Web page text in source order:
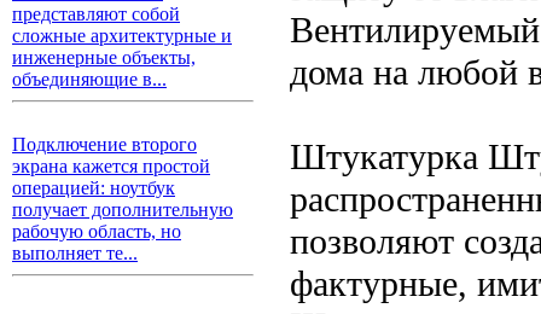
представляют собой
сложные архитектурные и
инженерные объекты,
объединяющие в...
Подключение второго
экрана кажется простой
операцией: ноутбук
получает дополнительную
рабочую область, но
выполняет те...
дома на любой
Штукатурка
позволяют
фактурные,